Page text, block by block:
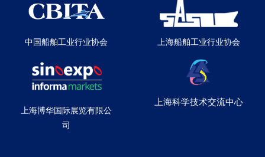
中国船舶工业行业协会
上海博华国际展览有限公
司
上海船舶工业行业协会
上海科学技术交流中心